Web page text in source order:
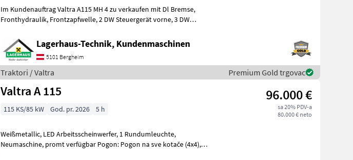
Im Kundenauftrag Valtra A115 MH 4 zu verkaufen mit Dl Bremse,
Fronthydraulik, Frontzapfwelle, 2 DW Steuergerät vorne, 3 DW
Lagerhaus-Technik, Kundenmaschinen
5101 Bergheim
Traktori / Valtra Premium Gold trgovac
Valtra A 115 96.000 €
sa 20% PDV-a
80.000 € neto
115 KS/85 kW God. pr. 2026 5 h
Weißmetallic, LED Arbeitsscheinwerfer, 1 Rundumleuchte,
Neumaschine, promt verfügbar Pogon: Pogon na sve kotače (4x4),